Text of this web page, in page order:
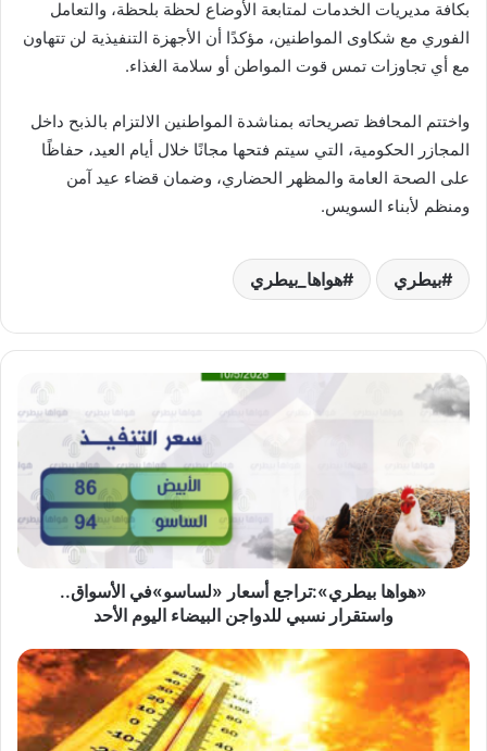
بكافة مديريات الخدمات لمتابعة الأوضاع لحظة بلحظة، والتعامل
الفوري مع شكاوى المواطنين، مؤكدًا أن الأجهزة التنفيذية لن تتهاون
مع أي تجاوزات تمس قوت المواطن أو سلامة الغذاء.
واختتم المحافظ تصريحاته بمناشدة المواطنين الالتزام بالذبح داخل
المجازر الحكومية، التي سيتم فتحها مجانًا خلال أيام العيد، حفاظًا
على الصحة العامة والمظهر الحضاري، وضمان قضاء عيد آمن
ومنظم لأبناء السويس.
بيطري هواها_بيطري
«هواها
بيطري»:تراجع
أسعار
واستقرار
نسبي
للدواجن
البيضاء
«هواها بيطري»:تراجع أسعار «لساسو»في الأسواق..
واستقرار نسبي للدواجن البيضاء اليوم الأحد
ارتفاع
ملحوظ
في
درجات